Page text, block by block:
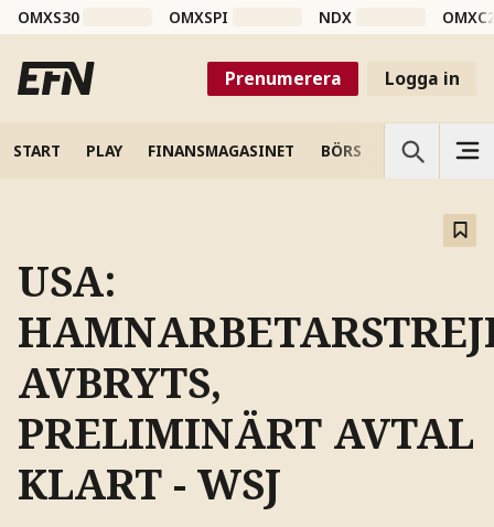
OMXS30 OMXSPI NDX
Prenumerera Logga in
START PLAY FINANSMAGASINET BÖRS VETENSKAP
USA:
AVBRYTS,
PRELIMINÄRT AVTAL
KLART - WSJ